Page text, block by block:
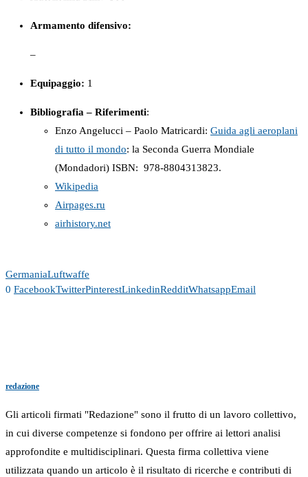
Armamento difensivo:
–
Equipaggio: 1
Bibliografia – Riferimenti:
Enzo Angelucci – Paolo Matricardi: Guida agli aeroplani
di tutto il mondo: la Seconda Guerra Mondiale
(Mondadori) ISBN: ‎ 978-8804313823.
Wikipedia
Airpages.ru
airhistory.net
GermaniaLuftwaffe
0 FacebookTwitterPinterestLinkedinRedditWhatsappEmail
redazione
Gli articoli firmati "Redazione" sono il frutto di un lavoro collettivo,
in cui diverse competenze si fondono per offrire ai lettori analisi
approfondite e multidisciplinari. Questa firma collettiva viene
utilizzata quando un articolo è il risultato di ricerche e contributi di